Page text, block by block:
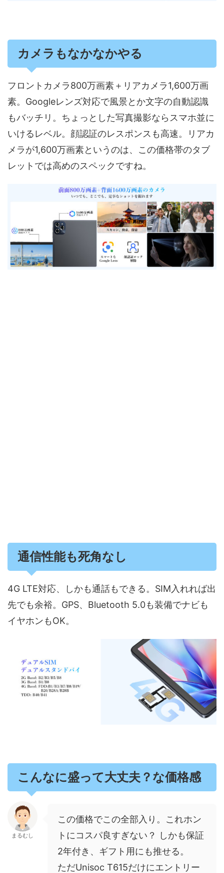
カメラもなかなかやる
フロントカメラ800万画素＋リアカメラ1,600万画
素。Googleレンズ対応で風景とか文字の自動認識
もバッチリ。ちょっとした写真撮影ならスマホ並に
いけるレベル。顔認証のレスポンスも高速。​リアカ
メラが1,600万画素というのは、この価格帯のタブ
レットでは高めのスペックですね。
通信性能も死角なし
4G LTE対応、しかも通話もできる。SIM入れれば出
先でも余裕。GPS、Bluetooth 5.0も装備でナビも
イヤホンもOK。​
こんなに盛って大丈夫？な価格感
まるむし
この価格でこの全部入り。これホン
トにコスパ良すぎない？ しかも保証
2年付き、ギフト用にも推せる。​
ただUnisoc T615だけにエントリー